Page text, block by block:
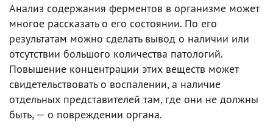
Анализ содержания ферментов в организме может
многое рассказать о его состоянии. По его
результатам можно сделать вывод о наличии или
отсутствии большого количества патологий.
Повышение концентрации этих веществ может
свидетельствовать о воспалении, а наличие
отдельных представителей там, где они не должны
быть, — о повреждении органа.